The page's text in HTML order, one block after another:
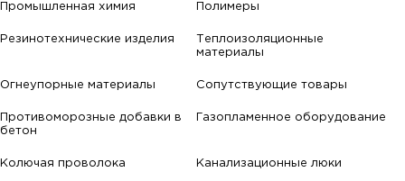
Промышленная химия Полимеры
Резинотехнические изделия
Теплоизоляционные
материалы
Огнеупорные материалы Сопутствующие товары
Противоморозные добавки в
бетон
Газопламенное оборудование
Колючая проволока Канализационные люки